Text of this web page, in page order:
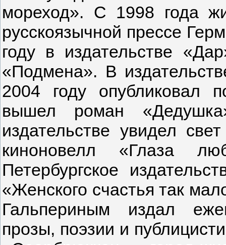
мореход». С 1998 года
русскоязычной прессе
году в издательстве
«Подмена». В
2004 году опубликовал
вышел роман
издательстве увидел
киноновелл «Глаза
Петербургское
«Женского счастья так
Гальпериным издал
прозы, поэзии и